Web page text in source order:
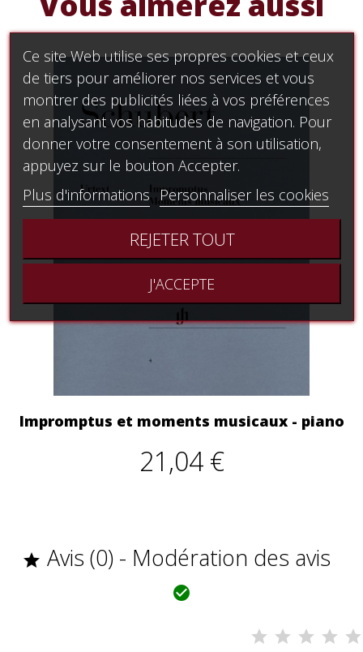
Impromptus et moments musicaux - piano
21,04 €
 Avis (0) - Modération des avis

Ce site Web utilise ses propres cookies et ceux
de tiers pour améliorer nos services et vous
montrer des publicités liées à vos préférences
en analysant vos habitudes de navigation. Pour
donner votre consentement à son utilisation,
appuyez sur le bouton Accepter.
Plus d'informations
Personnaliser les cookies
REJETER TOUT
J'ACCEPTE